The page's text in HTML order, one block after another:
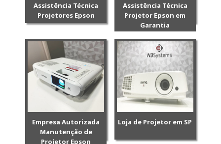
Assistência Técnica
Projetores Epson
Assistência Técnica
Projetor Epson em
Garantia
Empresa Autorizada
Manutenção de
Projetor Epson
Loja de Projetor em SP